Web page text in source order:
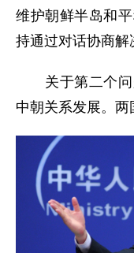
维护朝鲜半岛和
持通过对话协商解
关于第二个问
中朝关系发展。两